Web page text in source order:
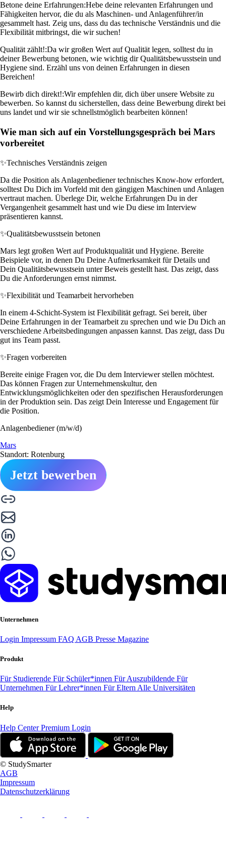
Betone deine Erfahrungen:Hebe deine relevanten Erfahrungen und
Fähigkeiten hervor, die du als Maschinen- und Anlagenführer/in
gesammelt hast. Zeig uns, dass du das technische Verständnis und die
Flexibilität mitbringst, die wir suchen!
Qualität zählt!:Da wir großen Wert auf Qualität legen, solltest du in
deiner Bewerbung betonen, wie wichtig dir Qualitätsbewusstsein und
Hygiene sind. Erzähl uns von deinen Erfahrungen in diesen
Bereichen!
Bewirb dich direkt!:Wir empfehlen dir, dich über unsere Website zu
bewerben. So kannst du sicherstellen, dass deine Bewerbung direkt bei
uns landet und wir sie schnellstmöglich bearbeiten können!
Wie man sich auf ein Vorstellungsgespräch bei Mars
vorbereitet
✨Technisches Verständnis zeigen
Da die Position als Anlagenbediener technisches Know-how erfordert,
solltest Du Dich im Vorfeld mit den gängigen Maschinen und Anlagen
vertraut machen. Überlege Dir, welche Erfahrungen Du in der
Vergangenheit gesammelt hast und wie Du diese im Interview
präsentieren kannst.
✨Qualitätsbewusstsein betonen
Mars legt großen Wert auf Produktqualität und Hygiene. Bereite
Beispiele vor, in denen Du Deine Aufmerksamkeit für Details und
Dein Qualitätsbewusstsein unter Beweis gestellt hast. Das zeigt, dass
Du die Anforderungen ernst nimmst.
✨Flexibilität und Teamarbeit hervorheben
In einem 4-Schicht-System ist Flexibilität gefragt. Sei bereit, über
Deine Erfahrungen in der Teamarbeit zu sprechen und wie Du Dich an
verschiedene Arbeitsbedingungen anpassen kannst. Das zeigt, dass Du
gut ins Team passt.
✨Fragen vorbereiten
Bereite einige Fragen vor, die Du dem Interviewer stellen möchtest.
Das können Fragen zur Unternehmenskultur, den
Entwicklungsmöglichkeiten oder den spezifischen Herausforderungen
in der Produktion sein. Das zeigt Dein Interesse und Engagement für
die Position.
Anlagenbediener (m/w/d)
Mars
Standort: Rotenburg
Jetzt bewerben
Unternehmen
Login Impressum FAQ AGB Presse Magazine
Produkt
Für Studierende Für Schüler*innen Für Auszubildende Für
Unternehmen Für Lehrer*innen Für Eltern Alle Universitäten
Help
Help CenterPremium Login
© StudySmarter
AGB
Impressum
Datenschutzerklärung